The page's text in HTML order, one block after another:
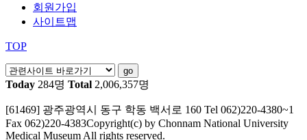
회원가입
사이트맵
TOP
Today 284명 Total 2,006,357명
[61469] 광주광역시 동구 학동 백서로 160 Tel 062)220-4380~1
Fax 062)220-4383Copyright(c) by Chonnam National University
Medical Museum All rights reserved.